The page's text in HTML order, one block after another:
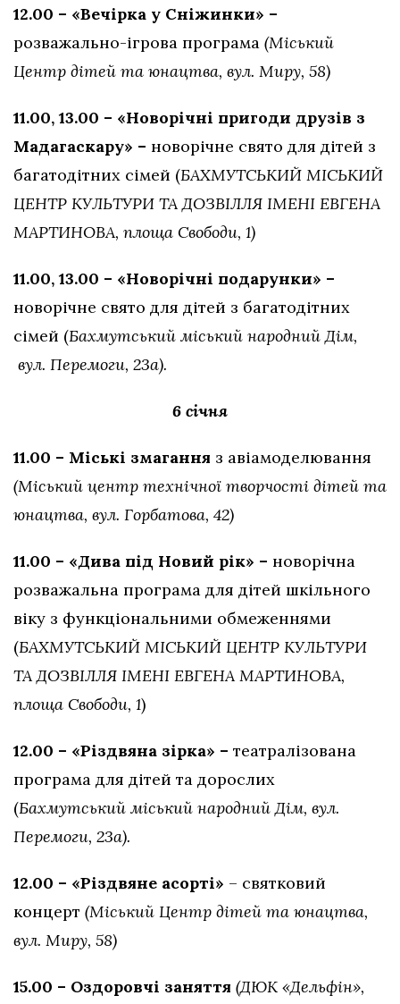
12.00 – «Вечірка у Сніжинки» –
розважально-ігрова програма (Міський
Центр дітей та юнацтва, вул. Миру, 58)
11.00, 13.00 – «Новорічні пригоди друзів з
Мадагаскару» – новорічне свято для дітей з
багатодітних сімей (БАХМУТСЬКИЙ МІСЬКИЙ
ЦЕНТР КУЛЬТУРИ ТА ДОЗВІЛЛЯ ІМЕНІ ЕВГЕНА
МАРТИНОВА, площа Свободи, 1)
11.00, 13.00 – «Новорічні подарунки» –
новорічне свято для дітей з багатодітних
сімей (Бахмутський міський народний Дім,
вул. Перемоги, 23а).
6 січня
11.00 – Міські змагання з авіамоделювання
(Міський центр технічної творчості дітей та
юнацтва, вул. Горбатова, 42)
11.00 – «Дива під Новий рік» – новорічна
розважальна програма для дітей шкільного
віку з функціональними обмеженнями
(БАХМУТСЬКИЙ МІСЬКИЙ ЦЕНТР КУЛЬТУРИ
ТА ДОЗВІЛЛЯ ІМЕНІ ЕВГЕНА МАРТИНОВА,
площа Свободи, 1)
12.00 – «Різдвяна зірка» – театралізована
програма для дітей та дорослих
(Бахмутський міський народний Дім, вул.
Перемоги, 23а).
12.00 – «Різдвяне асорті» – святковий
концерт (Міський Центр дітей та юнацтва,
вул. Миру, 58)
15.00 – Оздоровчі заняття (ДЮК «Дельфін»,